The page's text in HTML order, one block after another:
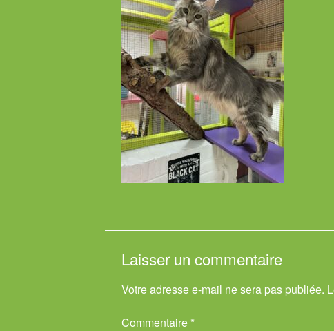
Laisser un commentaire
Votre adresse e-mail ne sera pas publiée.
Commentaire *